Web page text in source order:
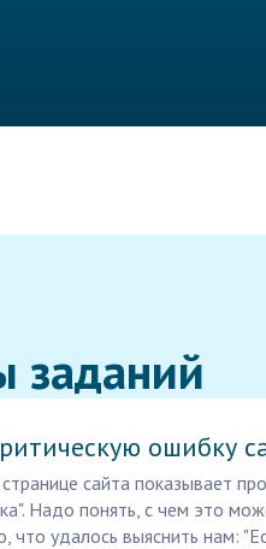
заданий
ошибку
сайта показывает
Надо понять, с чем это
что удалось выяснить нам: